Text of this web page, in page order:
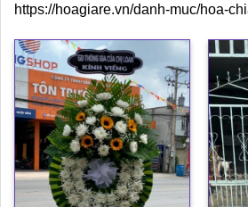
https://hoagiare.vn/danh-muc/hoa-